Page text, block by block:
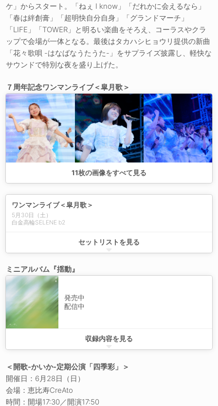
ケ」からスタート。「ねぇ I know」「だれかに会えるなら」
「春は絆創膏」「超明快自分自身」「グランドマーチ」
「LIFE」「TOWER」と明るい楽曲をそろえ、コーラスやクラ
ップで会場が一体となる。最後はタカハシヒョウリ提供の新曲
「花々歌唄 -はなばなうたうた-」をサプライズ披露し、軽快な
サウンドで特別な夜を盛り上げた。
７周年記念ワンマンライブ＜皐月歌＞
11枚の画像をすべて見る
ワンマンライブ＜皐月歌＞
5月30日（土）
白金高輪SELENE b2
シンデレラ・ステップ
セミロング
Pl(r)ayer
燦然-さんぜん-
はるかぜ
星雲少女
灯り
蝉時雨オーバードライブ
Blue Fantasia
Own
かいかのMUSIC
TimeTime
99色のブーケ
ねぇ I know
だれかに会えるなら
春は絆創膏
セットリストを見る
ミニアルバム『揺動』
発売中
配信中
Dear Blue Bird
相思相愛 Let me know?
蝉時雨オーバードライブ
秋なので
LIFE
収録内容を見る
＜開歌-かいか-定期公演「四季彩」＞
開催日：6月28日（日）
会場：恵比寿CreAto
時間：開場17:30／開演17:50